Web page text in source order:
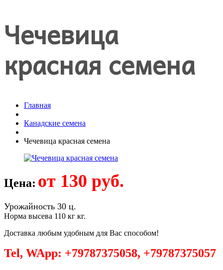
Чечевица
красная семена
Главная
Канадские семена
Чечевица красная семена
Цена: от 130 руб.
Урожайность 30 ц.
Норма высева 110 кг кг.
Доставка любым удобным для Вас способом!
Tel, WApp: +79787375058, +79787375057